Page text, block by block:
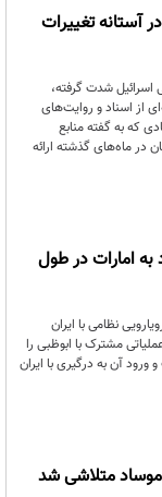
آستانه تغییرات
اسرائیل شدت گرفته،
از اسناد و روایت‌های
که به گفته منابع
در ماه‌های گذشته ارائه
امارات در طول
نظامی با ایران
مشترک با ابوظبی را
آن به درگیری با ایران